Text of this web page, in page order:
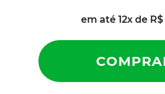
em até 12x de R$